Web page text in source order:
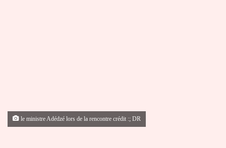
le ministre Adédzé lors de la rencontre crédit :; DR